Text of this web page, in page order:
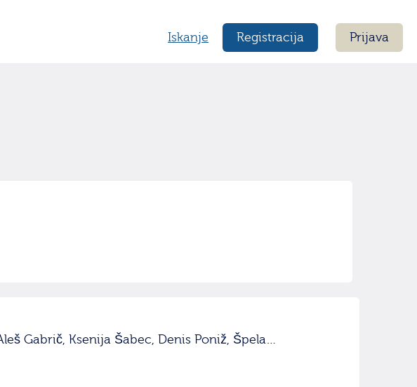
Registracija Prijava
Iskanje
Gabrič, Ksenija Šabec, Denis Poniž, Špela…